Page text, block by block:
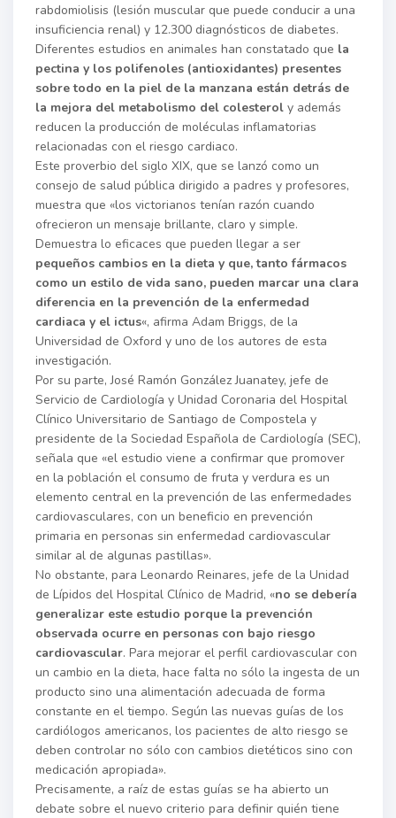
rabdomiolisis (lesión muscular que puede conducir a una
insuficiencia renal) y 12.300 diagnósticos de diabetes.
Diferentes estudios en animales han constatado que la
pectina y los polifenoles (antioxidantes) presentes
sobre todo en la piel de la manzana están detrás de
la mejora del metabolismo del colesterol y además
reducen la producción de moléculas inflamatorias
relacionadas con el riesgo cardiaco.
Este proverbio del siglo XIX, que se lanzó como un
consejo de salud pública dirigido a padres y profesores,
muestra que «los victorianos tenían razón cuando
ofrecieron un mensaje brillante, claro y simple.
Demuestra lo eficaces que pueden llegar a ser
pequeños cambios en la dieta y que, tanto fármacos
como un estilo de vida sano, pueden marcar una clara
diferencia en la prevención de la enfermedad
cardiaca y el ictus«, afirma Adam Briggs, de la
Universidad de Oxford y uno de los autores de esta
investigación.
Por su parte, José Ramón González Juanatey, jefe de
Servicio de Cardiología y Unidad Coronaria del Hospital
Clínico Universitario de Santiago de Compostela y
presidente de la Sociedad Española de Cardiología (SEC),
señala que «el estudio viene a confirmar que promover
en la población el consumo de fruta y verdura es un
elemento central en la prevención de las enfermedades
cardiovasculares, con un beneficio en prevención
primaria en personas sin enfermedad cardiovascular
similar al de algunas pastillas».
No obstante, para Leonardo Reinares, jefe de la Unidad
de Lípidos del Hospital Clínico de Madrid, «no se debería
generalizar este estudio porque la prevención
observada ocurre en personas con bajo riesgo
cardiovascular. Para mejorar el perfil cardiovascular con
un cambio en la dieta, hace falta no sólo la ingesta de un
producto sino una alimentación adecuada de forma
constante en el tiempo. Según las nuevas guías de los
cardiólogos americanos, los pacientes de alto riesgo se
deben controlar no sólo con cambios dietéticos sino con
medicación apropiada».
Precisamente, a raíz de estas guías se ha abierto un
debate sobre el nuevo criterio para definir quién tiene